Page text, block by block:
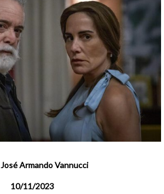
José Armando Vannucci
10/11/2023